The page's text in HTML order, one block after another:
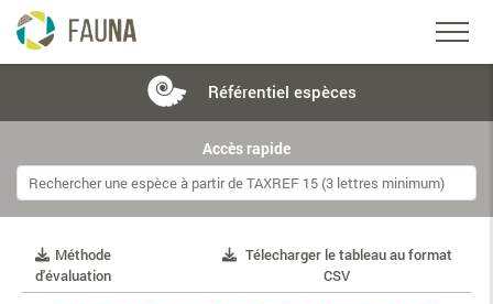
Référentiel espèces
Accès rapide
Méthode
d'évaluation
Télecharger le tableau au format
CSV